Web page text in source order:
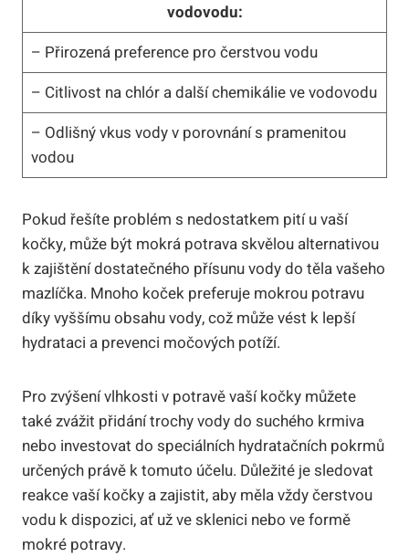
vodovodu:
– Přirozená preference pro čerstvou vodu
– Citlivost na chlór a další chemikálie ve vodovodu
– Odlišný vkus vody v porovnání s pramenitou
vodou
Pokud řešíte problém s nedostatkem pití u vaší
kočky, může být mokrá potrava skvělou alternativou
k zajištění dostatečného přísunu vody do těla vašeho
mazlíčka. Mnoho koček preferuje mokrou potravu
díky vyššímu obsahu vody, což může vést k lepší
hydrataci a prevenci močových potíží.
Pro zvýšení vlhkosti v potravě vaší kočky můžete
také zvážit přidání trochy vody do suchého krmiva
nebo investovat do speciálních hydratačních pokrmů
určených právě k tomuto účelu. Důležité je sledovat
reakce vaší kočky a zajistit, aby měla vždy čerstvou
vodu k dispozici, ať už ve sklenici nebo ve formě
mokré potravy.